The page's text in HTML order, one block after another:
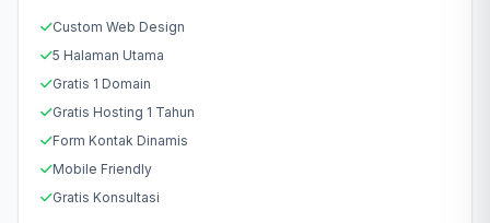
Custom Web Design
5 Halaman Utama
Gratis 1 Domain
Gratis Hosting 1 Tahun
Form Kontak Dinamis
Mobile Friendly
Gratis Konsultasi